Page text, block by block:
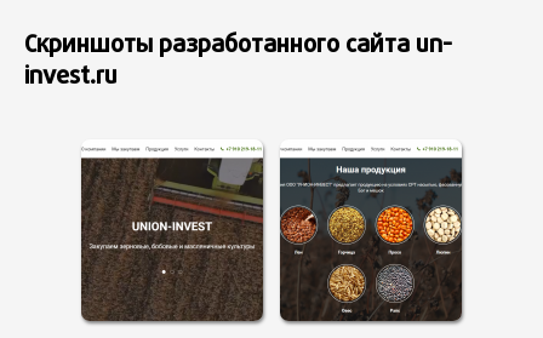
Скриншоты разработанного сайта un-
invest.ru